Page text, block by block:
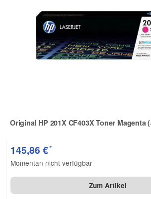
Original HP 201X CF403X Toner Magenta
Zur Artikelbewertung
145,86 €*
Momentan nicht verfügbar
Zum Artikel